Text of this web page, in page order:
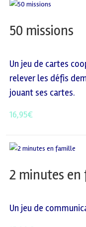
50 missions
Un jeu de cartes
relever les défis
jouant ses cartes.
16,95€
2 minutes
Un jeu de